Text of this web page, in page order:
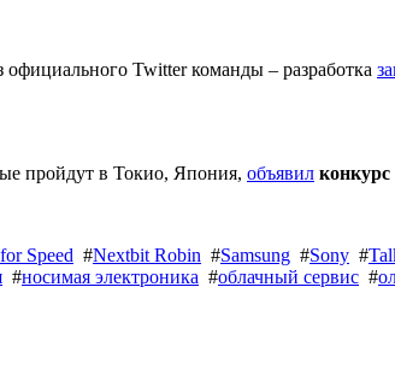
Twitter команды – разработка
пройдут в Токио, Япония, объявил
Speed #Nextbit Robin #Samsung #Sony #
#носимая электроника #облачный сервис #